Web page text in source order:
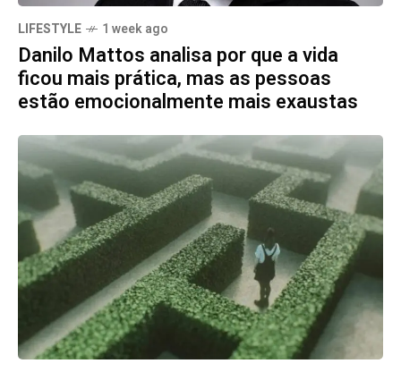
LIFESTYLE 1 week ago
Danilo Mattos analisa por que a vida
ficou mais prática, mas as pessoas
estão emocionalmente mais exaustas